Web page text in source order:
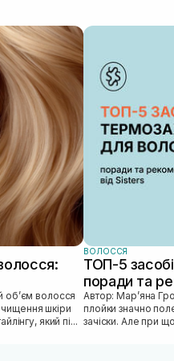
шкіри
який пі...
ВОЛОССЯ
ТОП-5
поради та
Автор: Марʼяна Гродзевич [artnav]
плойки значно
зачіски. Але при